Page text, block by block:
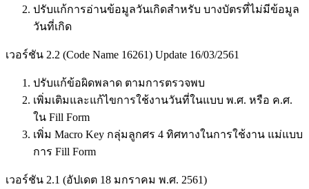
ปรับแก้การอ่านข้อมูลวันเกิดสำหรับ บางบัตรที่ไม่มีข้อมูล
วันที่เกิด
เวอร์ชัน 2.2 (Code Name 16261) Update 16/03/2561
ปรับแก้ข้อผิดพลาด ตามการตรวจพบ
เพิ่มเติมและแก้ไขการใช้งานวันที่ในแบบ พ.ศ. หรือ ค.ศ.
ใน Fill Form
เพิ่ม Macro Key กลุ่มลูกศร 4 ทิศทางในการใช้งาน แม่แบบ
การ Fill Form
เวอร์ชัน 2.1 (อัปเดต 18 มกราคม พ.ศ. 2561)